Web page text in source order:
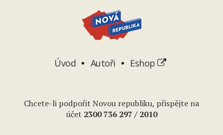
Úvod Autoři Eshop
Chcete-li podpořit Novou republiku, přispějte na
účet 2300 736 297 / 2010